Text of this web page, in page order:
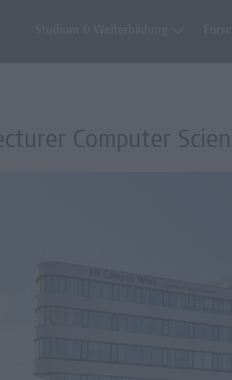
Computer